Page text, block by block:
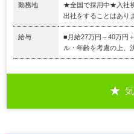
勤務地
★全国で採用中★入社
出社をすることはあり
給与
■月給27万円～40万円
ル・年齢を考慮の上、